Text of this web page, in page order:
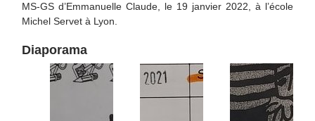
MS-GS d’Emmanuelle Claude, le 19 janvier 2022, à l’école
Michel Servet à Lyon.
Diaporama